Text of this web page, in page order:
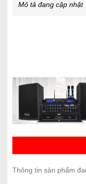
Mô tả đang cập nhật
Thông tin sản phẩm